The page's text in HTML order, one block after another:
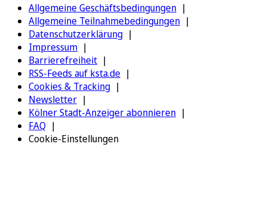
Allgemeine Geschäftsbedingungen
Allgemeine Teilnahmebedingungen
Datenschutzerklärung
Impressum
Barrierefreiheit
RSS-Feeds auf ksta.de
Cookies & Tracking
Newsletter
Kölner Stadt-Anzeiger abonnieren
FAQ
Cookie-Einstellungen